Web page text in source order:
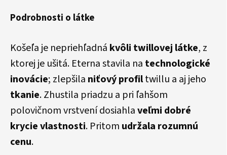
Podrobnosti o látke
Košeľa je nepriehľadná kvôli twillovej látke, z
ktorej je ušitá. Eterna stavila na technologické
inovácie; zlepšila niťový profiltwillu a aj jeho
tkanie. Zhustila priadzu a pri ľahšom
polovičnom vrstvení dosiahlaveľmi dobré
krycie vlastnosti. Pritom udržala rozumnú
cenu.